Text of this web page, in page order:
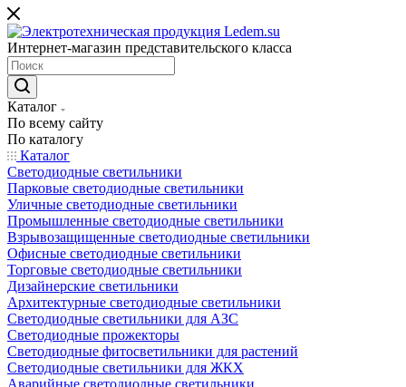
Интернет-магазин представительского класса
Каталог
По всему сайту
По каталогу
Каталог
Светодиодные светильники
Парковые светодиодные светильники
Уличные светодиодные светильники
Промышленные светодиодные светильники
Взрывозащищенные светодиодные светильники
Офисные светодиодные светильники
Торговые светодиодные светильники
Дизайнерские светильники
Архитектурные светодиодные светильники
Светодиодные светильники для АЗС
Светодиодные прожекторы
Светодиодные фитосветильники для растений
Светодиодные светильники для ЖКХ
Аварийные светодиодные светильники